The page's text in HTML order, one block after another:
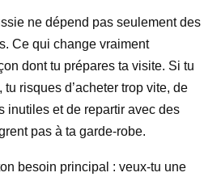
ne dépend pas seulement des
Ce qui change vraiment
dont tu prépares ta visite. Si tu
risques d’acheter trop vite, de
inutiles et de repartir avec des
pas à ta garde-robe.
besoin principal : veux-tu une